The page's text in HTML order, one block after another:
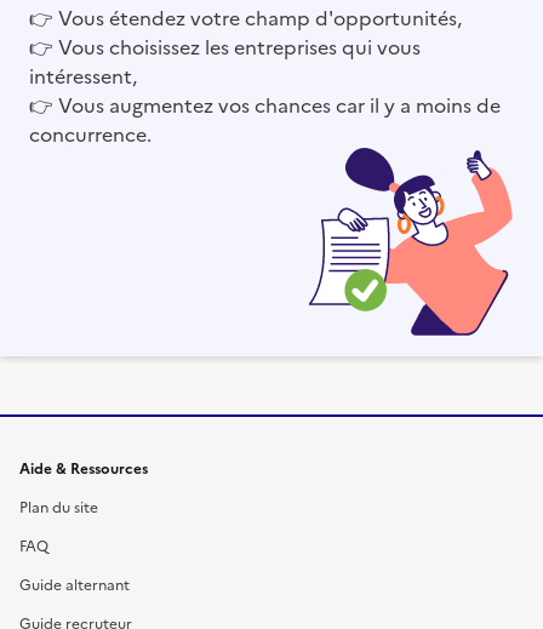
👉 Vous étendez votre champ d'opportunités,
👉 Vous choisissez les entreprises qui vous
intéressent,
👉 Vous augmentez vos chances car il y a moins de
concurrence.
Informations et liens du site
Aide & Ressources
Plan du site
FAQ
Guide alternant
Guide recruteur